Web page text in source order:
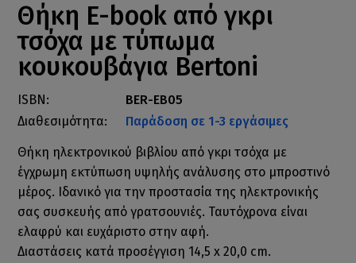
Θήκη E-book από γκρι
τσόχα με τύπωμα
κουκουβάγια Bertoni
ISBN:
BER-EB05
Διαθεσιμότητα:
Παράδοση σε 1-3 εργάσιμες
Θήκη ηλεκτρονικού βιβλίου από γκρι τσόχα με
έγχρωμη εκτύπωση υψηλής ανάλυσης στο μπροστινό
μέρος. Ιδανικό για την προστασία της ηλεκτρονικής
σας συσκευής από γρατσουνιές. Ταυτόχρονα είναι
ελαφρύ και ευχάριστο στην αφή.
Διαστάσεις κατά προσέγγιση 14,5 x 20,0 cm.